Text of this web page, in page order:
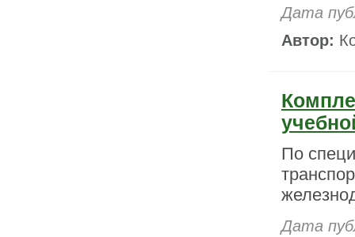
Дата
Автор:
По
Дата